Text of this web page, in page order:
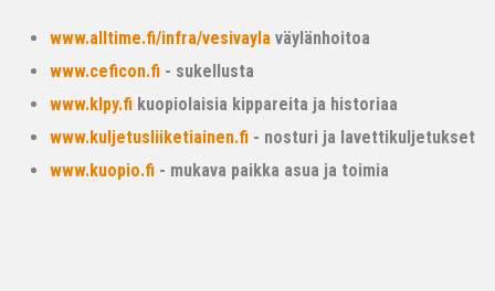
www.alltime.fi/infra/vesivayla väylänhoitoa
www.ceficon.fi - sukellusta
www.klpy.fi kuopiolaisia kippareita ja historiaa
www.kuljetusliiketiainen.fi - nosturi ja lavettikuljetukset
www.kuopio.fi - mukava paikka asua ja toimia